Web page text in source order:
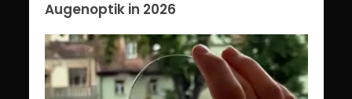
Augenoptik in 2026